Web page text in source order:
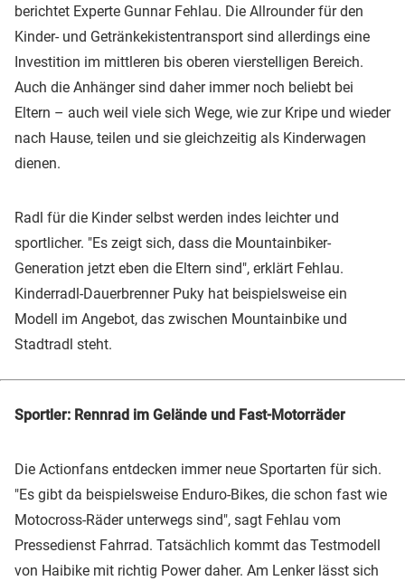
berichtet Experte Gunnar Fehlau. Die Allrounder für den
Kinder- und Getränkekistentransport sind allerdings eine
Investition im mittleren bis oberen vierstelligen Bereich.
Auch die Anhänger sind daher immer noch beliebt bei
Eltern – auch weil viele sich Wege, wie zur Kripe und wieder
nach Hause, teilen und sie gleichzeitig als Kinderwagen
dienen.
Radl für die Kinder selbst werden indes leichter und
sportlicher. "Es zeigt sich, dass die Mountainbiker-
Generation jetzt eben die Eltern sind", erklärt Fehlau.
Kinderradl-Dauerbrenner Puky hat beispielsweise ein
Modell im Angebot, das zwischen Mountainbike und
Stadtradl steht.
Sportler: Rennrad im Gelände und Fast-Motorräder
Die Actionfans entdecken immer neue Sportarten für sich.
"Es gibt da beispielsweise Enduro-Bikes, die schon fast wie
Motocross-Räder unterwegs sind", sagt Fehlau vom
Pressedienst Fahrrad. Tatsächlich kommt das Testmodell
von Haibike mit richtig Power daher. Am Lenker lässt sich